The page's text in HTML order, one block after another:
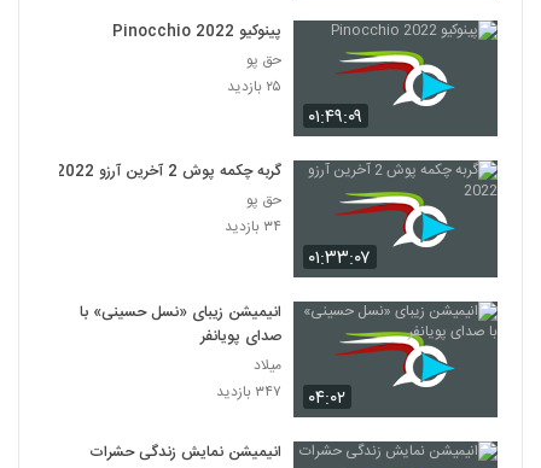
۰۱:۴۹:۰۹
پینوکیو Pinocchio 2022
حق پو
۲۵ بازدید
۰۱:۳۳:۰۷
گربه چکمه پوش 2 آخرین آرزو 2022
حق پو
۳۴ بازدید
۰۴:۰۲
انیمیشن زیبای «نسل حسینی» با
صدای پویانفر
میلاد
۳۴۷ بازدید
انیمیشن نمایش زندگی حشرات